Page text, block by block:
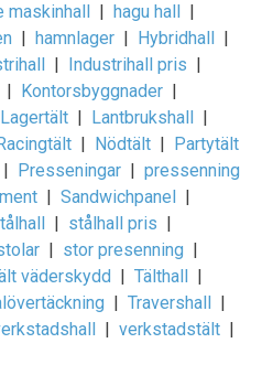
maskinhall | hagu hall |
| hamnlager | Hybridhall |
| Industrihall pris |
| Kontorsbyggnader |
Lagertält | Lantbrukshall |
| Nödtält | Partytält
| Presseningar | pressenning
| Sandwichpanel |
| stålhall pris |
| stor presenning |
väderskydd | Tälthall |
| Travershall |
| verkstadstält |